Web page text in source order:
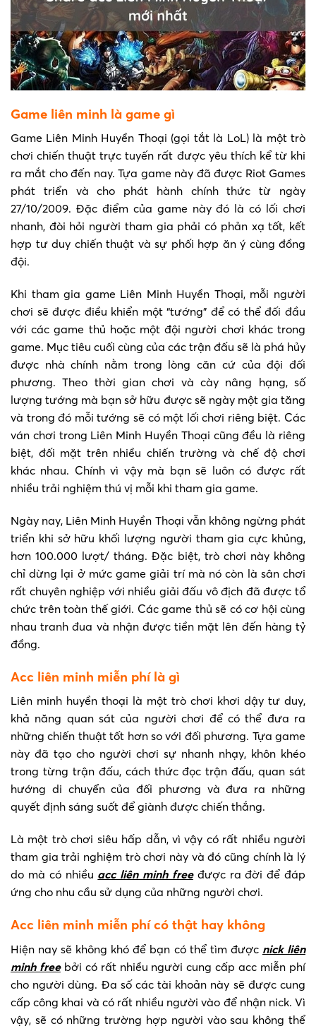
Game liên minh là game gì
Game Liên Minh Huyền Thoại (gọi tắt là LoL) là một trò
chơi chiến thuật trực tuyến rất được yêu thích kể từ khi
ra mắt cho đến nay. Tựa game này đã được Riot Games
phát triển và cho phát hành chính thức từ ngày
27/10/2009. Đặc điểm của game này đó là có lối chơi
nhanh, đòi hỏi người tham gia phải có phản xạ tốt, kết
hợp tư duy chiến thuật và sự phối hợp ăn ý cùng đồng
đội.
Khi tham gia game Liên Minh Huyền Thoại, mỗi người
chơi sẽ được điều khiển một “tướng” để có thể đối đầu
với các game thủ hoặc một đội người chơi khác trong
game. Mục tiêu cuối cùng của các trận đấu sẽ là phá hủy
được nhà chính nằm trong lòng căn cứ của đội đối
phương. Theo thời gian chơi và cày nâng hạng, số
lượng tướng mà bạn sở hữu được sẽ ngày một gia tăng
và trong đó mỗi tướng sẽ có một lối chơi riêng biệt. Các
ván chơi trong Liên Minh Huyền Thoại cũng đều là riêng
biệt, đối mặt trên nhiều chiến trường và chế độ chơi
khác nhau. Chính vì vậy mà bạn sẽ luôn có được rất
nhiều trải nghiệm thú vị mỗi khi tham gia game.
Ngày nay, Liên Minh Huyền Thoại vẫn không ngừng phát
triển khi sở hữu khối lượng người tham gia cực khủng,
hơn 100.000 lượt/ tháng. Đặc biệt, trò chơi này không
chỉ dừng lại ở mức game giải trí mà nó còn là sân chơi
rất chuyên nghiệp với nhiều giải đấu vô địch đã được tổ
chức trên toàn thế giới. Các game thủ sẽ có cơ hội cùng
nhau tranh đua và nhận được tiền mặt lên đến hàng tỷ
đồng.
Acc liên minh miễn phí là gì
Liên minh huyền thoại là một trò chơi khơi dậy tư duy,
khả năng quan sát của người chơi để có thể đưa ra
những chiến thuật tốt hơn so với đối phương. Tựa game
này đã tạo cho người chơi sự nhanh nhạy, khôn khéo
trong từng trận đấu, cách thức đọc trận đấu, quan sát
hướng di chuyển của đối phương và đưa ra những
quyết định sáng suốt để giành được chiến thắng.
Là một trò chơi siêu hấp dẫn, vì vậy có rất nhiều người
tham gia trải nghiệm trò chơi này và đó cũng chính là lý
do mà có nhiều acc liên minh freeđược ra đời để đáp
ứng cho nhu cầu sử dụng của những người chơi.
Acc liên minh miễn phí có thật hay không
Hiện nay sẽ không khó để bạn có thể tìm được nick liên
minh freebởi có rất nhiều người cung cấp acc miễn phí
cho người dùng. Đa số các tài khoản này sẽ được cung
cấp công khai và có rất nhiều người vào để nhận nick. Vì
vậy, sẽ có những trường hợp người vào sau không thể